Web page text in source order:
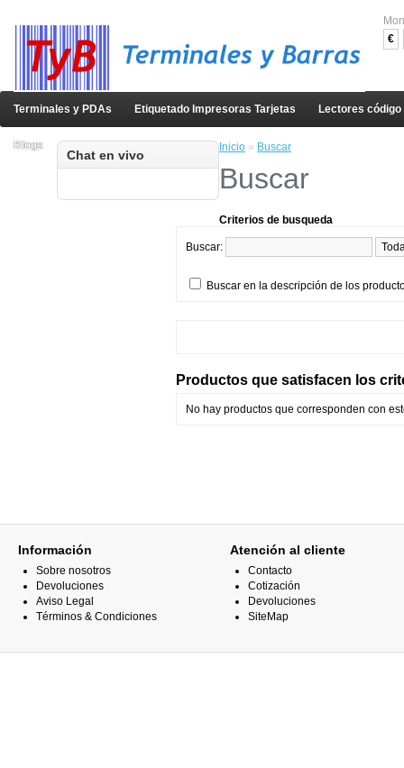
€
Terminales y PDAs Etiquetado Impresoras Tarjetas Lectores
Blogs
Chat en vivo
Inicio » Buscar
Buscar
Criterios de busqueda
Buscar:
Buscar en la descripción de los
Productos que satisfacen los
No hay productos que corresponden con
Información
Sobre nosotros
Devoluciones
Aviso Legal
Términos & Condiciones
Atención al cliente
Contacto
Cotización
Devoluciones
SiteMap